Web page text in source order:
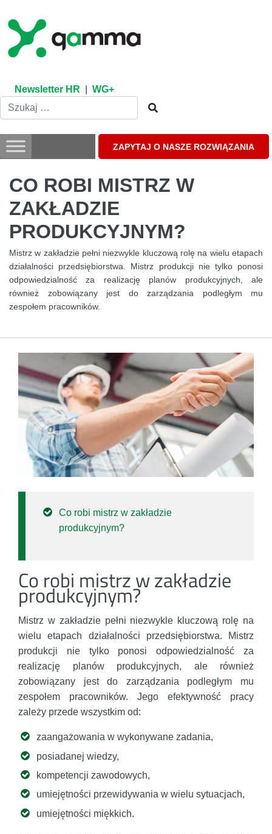
content
Newsletter HR WG+
ZAPYTAJ O NASZE ROZWIĄZANIA
CO ROBI MISTRZ W
ZAKŁADZIE
PRODUKCYJNYM?
Mistrz w zakładzie pełni niezwykle kluczową rolę na wielu etapach
działalności przedsiębiorstwa. Mistrz produkcji nie tylko ponosi
odpowiedzialność za realizację planów produkcyjnych, ale
również zobowiązany jest do zarządzania podległym mu
zespołem pracowników.
Co robi mistrz w zakładzie
produkcyjnym?
Co robi mistrz w zakładzie
produkcyjnym?
Mistrz w zakładzie pełni niezwykle kluczową rolę na
wielu etapach działalności przedsiębiorstwa. Mistrz
produkcji nie tylko ponosi odpowiedzialność za
realizację planów produkcyjnych, ale również
zobowiązany jest do zarządzania podległym mu
zespołem pracowników. Jego efektywność pracy
zależy przede wszystkim od:
zaangażowania w wykonywane zadania,
posiadanej wiedzy,
kompetencji zawodowych,
umiejętności przewidywania w wielu sytuacjach,
umiejętności miękkich.